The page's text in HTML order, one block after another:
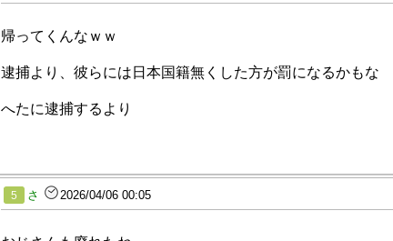
帰ってくんなｗｗ
逮捕より、彼らには日本国籍無くした方が罰になるかもな
へたに逮捕するより
5 さ 2026/04/06 00:05